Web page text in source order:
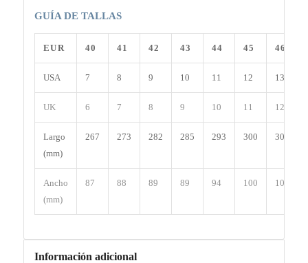
GUÍA DE TALLAS
EUR 40 41 42 43 44 45 46
USA 7 8 9 10 11 12 13
UK 6 7 8 9 10 11 12
Largo
(mm)
267 273 282 285 293 300 308
Ancho
(mm)
87 88 89 89 94 100 100
Información adicional